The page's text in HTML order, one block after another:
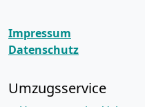
Impressum
Datenschutz
Umzugsservice